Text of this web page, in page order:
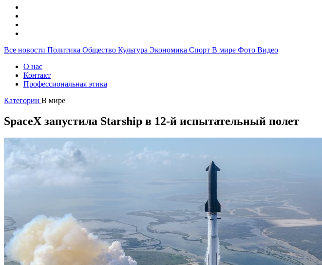
Все новости Политика Общество Культура Экономика Спорт В мире Фото Видео
О нас
Контакт
Профессиональная этика
Категории В мире
SpaceX запустила Starship в 12-й испытательный полет